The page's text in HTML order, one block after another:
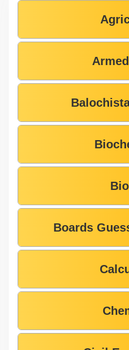
Boards